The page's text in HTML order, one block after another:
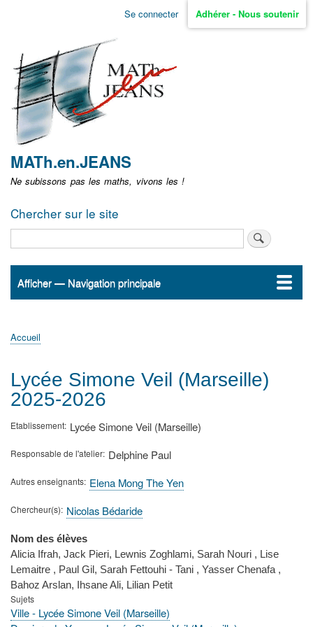
Aller
non
identifié
Se connecter Adhérer - Nous soutenir
MATh.en.JEANS
Ne subissons pas les maths, vivons les !
Chercher sur le site
Navigation
Afficher — Navigation principale
Accueil
ActualitésMATh.en.JEANS ?
Régions et Ateliers
Créer, gérer un atelier
Sujets/Publications
Congrès
d'Ariane
Accueil
Lycée Simone Veil (Marseille)
2025-2026
Etablissement Lycée Simone Veil (Marseille)
Responsable de l'atelier Delphine Paul
Autres enseignants Elena Mong The Yen
Chercheur(s) Nicolas Bédaride
Nom des élèves
Alicia Ifrah, Jack Pieri, Lewnis Zoghlami, Sarah Nouri , Lise
Lemaitre , Paul Gil, Sarah Fettouhi - Tani , Yasser Chenafa ,
Bahoz Arslan, Ihsane Ali, Lilian Petit
Sujets
Ville - Lycée Simone Veil (Marseille)